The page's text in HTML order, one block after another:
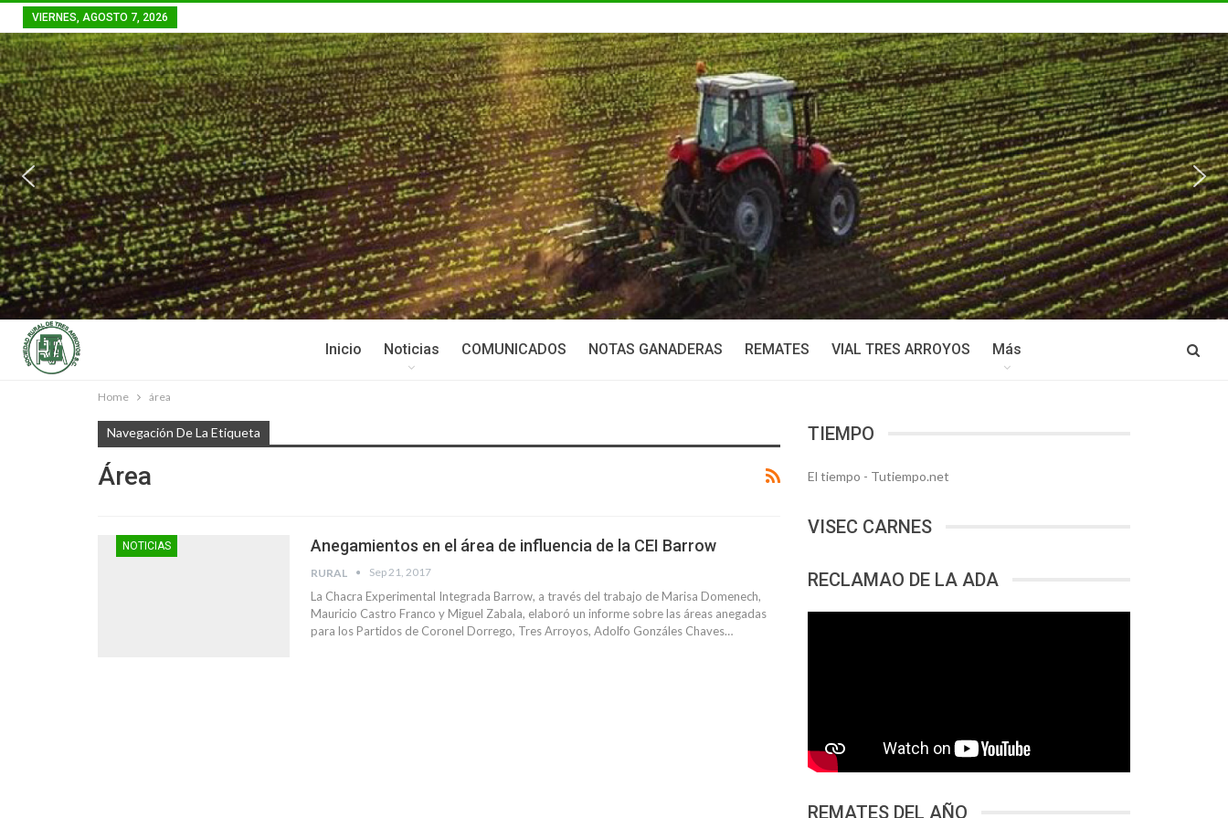
VIERNES, AGOSTO 7, 2026
Inicio Noticias COMUNICADOS NOTAS GANADERAS REMATES VIAL TRES ARROYOS Más
Home área
Navegación De La Etiqueta
Área
NOTICIAS Anegamientos en el área de influencia de la CEI Barrow
RURAL Sep 21, 2017
La Chacra Experimental Integrada Barrow, a través del trabajo de Marisa Domenech,
Mauricio Castro Franco y Miguel Zabala, elaboró un informe sobre las áreas anegadas
para los Partidos de Coronel Dorrego, Tres Arroyos, Adolfo Gonzáles Chaves…
TIEMPO
El tiempo - Tutiempo.net
VISEC CARNES
RECLAMAO DE LA ADA
REMATES DEL AÑO